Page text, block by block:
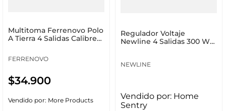
Multitoma Ferrenovo Polo
A Tierra 4 Salidas Calibre
FERRENOVO
$34.900
Vendido por: More Products
Regulador Voltaje
Newline 4 Salidas 300 W
NEWLINE
Vendido por: Home
Sentry